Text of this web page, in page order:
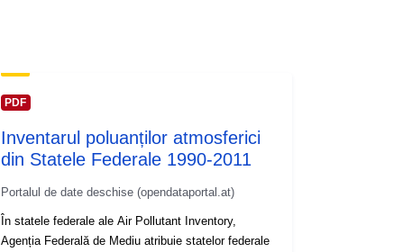
PDF
Inventarul poluanților atmosferici
din Statele Federale 1990-2011
Portalul de date deschise (opendataportal.at)
În statele federale ale Air Pollutant Inventory,
Agenția Federală de Mediu atribuie statelor federale